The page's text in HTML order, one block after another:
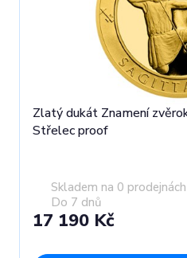
Zlatý dukát Znamení
Střelec proof
Skladem na 0 prodejnách
Do 7 dnů
17 190 Kč